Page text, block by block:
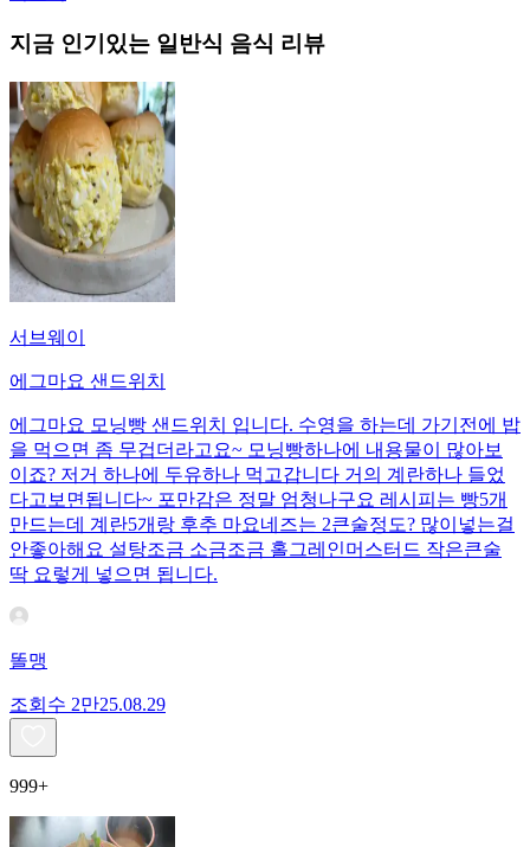
지금 인기있는 일반식 음식 리뷰
서브웨이
에그마요 샌드위치
에그마요 모닝빵 샌드위치 입니다. 수영을 하는데 가기전에 밥
을 먹으면 좀 무겁더라고요~ 모닝빵하나에 내용물이 많아보
이죠? 저거 하나에 두유하나 먹고갑니다 거의 계란하나 들었
다고보면됩니다~ 포만감은 정말 엄청나구요 레시피는 빵5개
만드는데 계란5개랑 후추 마요네즈는 2큰술정도? 많이넣는걸
안좋아해요 설탕조금 소금조금 홀그레인머스터드 작은큰술
딱 요렇게 넣으면 됩니다.
똘맹
조회수 2만25.08.29
999+